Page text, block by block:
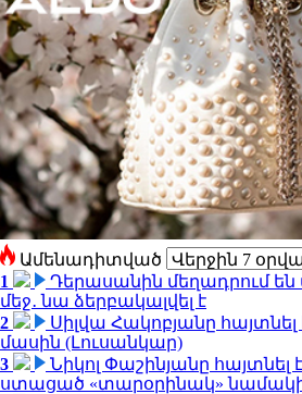
Ամենադիտված
1
Դերասանին մեղադրում
մեջ․ նա ձերբակալվել է
2
Սիլվա Հակոբյանը
մասին (Լուսանկար)
3
Նիկոլ Փաշինյանը
ստացած «տարօրինակ»